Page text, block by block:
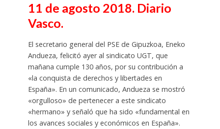
11 de agosto 2018. Diario
Vasco.
El secretario general del PSE de Gipuzkoa, Eneko
Andueza, felicitó ayer al sindicato UGT, que
mañana cumple 130 años, por su contribución a
«la conquista de derechos y libertades en
España». En un comunicado, Andueza se mostró
«orgulloso» de pertenecer a este sindicato
«hermano» y señaló que ha sido «fundamental en
los avances sociales y económicos en España».